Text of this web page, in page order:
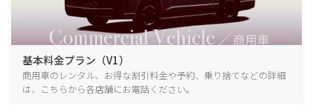
基本料金プラン（V1）
商用車のレンタル、お得な割引料金や予約、乗り捨てなどの詳細
は、こちらから各店舗にお電話ください。